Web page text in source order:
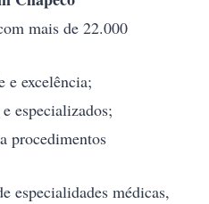
mais de 22.000
e excelência;
especializados;
procedimentos
especialidades médicas,